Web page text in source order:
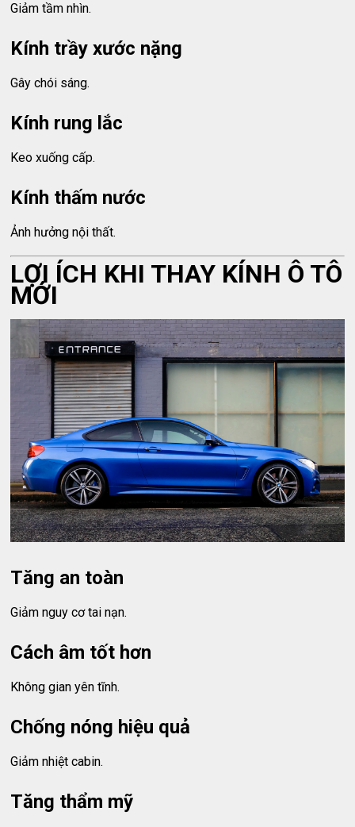
Giảm tầm nhìn.
Kính trầy xước nặng
Gây chói sáng.
Kính rung lắc
Keo xuống cấp.
Kính thấm nước
Ảnh hưởng nội thất.
LỢI ÍCH KHI THAY KÍNH Ô TÔ
MỚI
Tăng an toàn
Giảm nguy cơ tai nạn.
Cách âm tốt hơn
Không gian yên tĩnh.
Chống nóng hiệu quả
Giảm nhiệt cabin.
Tăng thẩm mỹ